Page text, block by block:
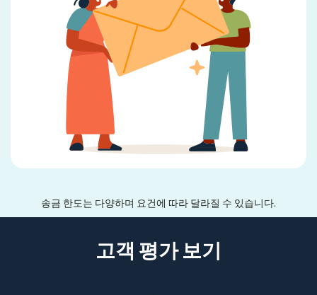
송금 한도는 다양하며 요건에 따라 달라질 수 있습니다.
고객 평가 보기